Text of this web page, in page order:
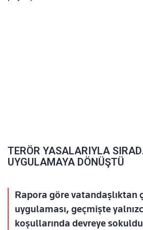
TERÖR YASALARIYLA
UYGULAMAYA DÖNÜŞTÜ
Rapora göre vatandaşlıktan
uygulaması, geçmişte
koşullarında devreye